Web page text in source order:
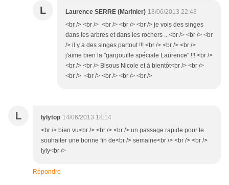
L Laurence SERRE (Marinier) 18/06/2013 22:43
<br /> <br /> <br /> <br /> <br /> je vois des singes
dans les arbres et dans les rochers ...<br /> <br /> <br
/> il y a des singes partout !!! <br /> <br /> <br />
j'aime bien la "gargouille spéciale Laurence" !!! <br />
<br /> <br /> Bisous Nicole et à bientôt<br /> <br />
<br /> <br /> <br /> <br /> <br />
L lylytop 14/06/2013 18:14
<br /> bien vu<br /> <br /> <br /> un passage rapide pour te
souhaiter une bonne fin de<br /> semaine<br /> <br /> <br />
lyly<br />
Répondre